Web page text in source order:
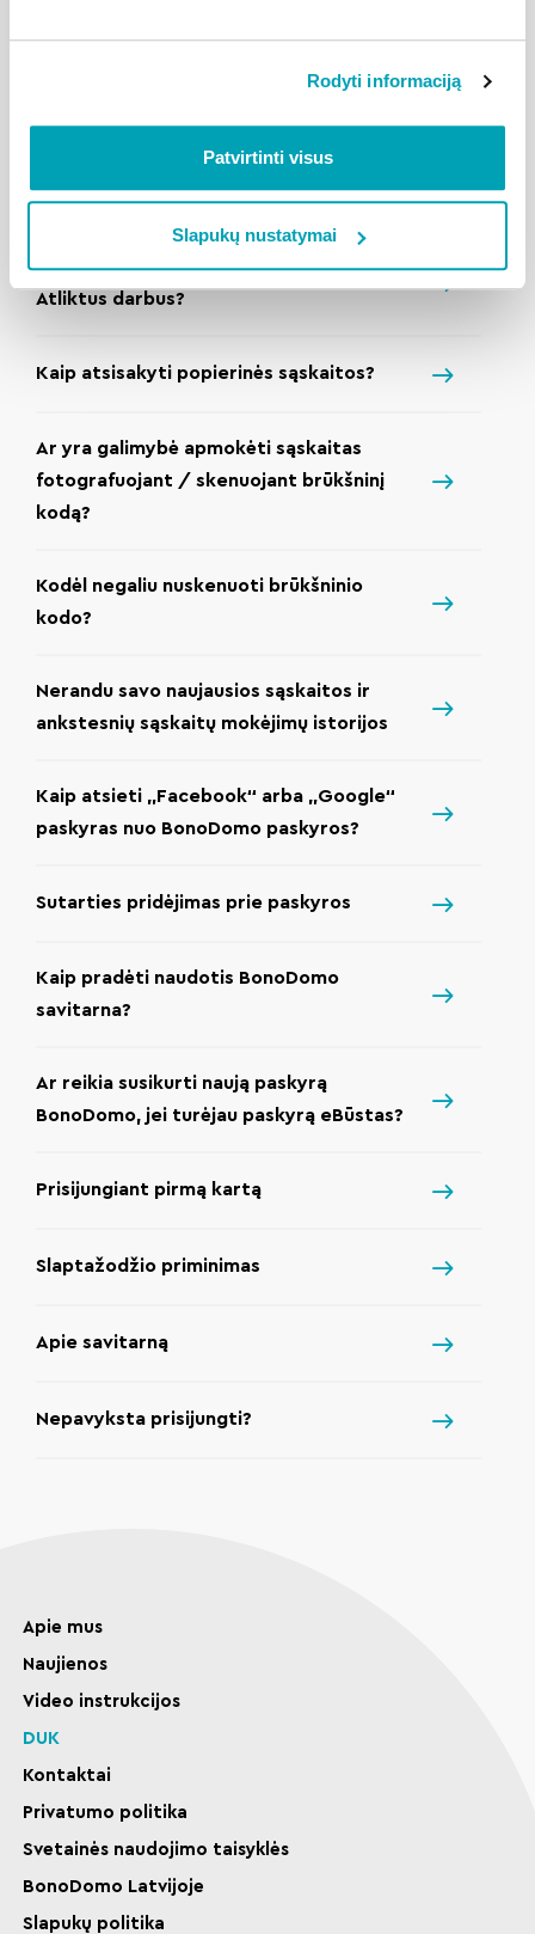
Rodyti informaciją
Patvirtinti visus
Slapukų nustatymai
Kaip rasti sąskaitos detalizavimą
(atsidaryti sąskaitos išklotinę)?
Kaip savitarnoje rasti Planuojamus /
Atliktus darbus?
Kaip atsisakyti popierinės sąskaitos?
Ar yra galimybė apmokėti sąskaitas
fotografuojant / skenuojant brūkšninį
kodą?
Kodėl negaliu nuskenuoti brūkšninio
kodo?
Nerandu savo naujausios sąskaitos ir
ankstesnių sąskaitų mokėjimų istorijos
Kaip atsieti „Facebook“ arba „Google“
paskyras nuo BonoDomo paskyros?
Sutarties pridėjimas prie paskyros
Kaip pradėti naudotis BonoDomo
savitarna?
Ar reikia susikurti naują paskyrą
BonoDomo, jei turėjau paskyrą eBūstas?
Prisijungiant pirmą kartą
Slaptažodžio priminimas
Apie savitarną
Nepavyksta prisijungti?
Apie mus
Naujienos
Video instrukcijos
DUK
Kontaktai
Privatumo politika
Svetainės naudojimo taisyklės
BonoDomo Latvijoje
Slapukų politika